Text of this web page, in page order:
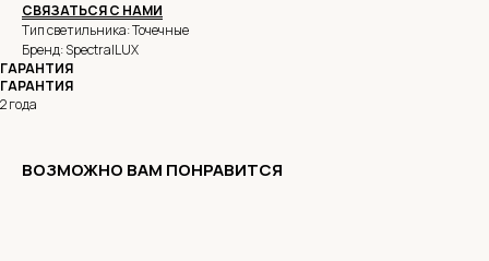
СВЯЗАТЬСЯ С НАМИ
Тип светильника: Точечные
Бренд: SpectralLUX
ГАРАНТИЯ
ГАРАНТИЯ
2 года
ВОЗМОЖНО ВАМ ПОНРАВИТСЯ